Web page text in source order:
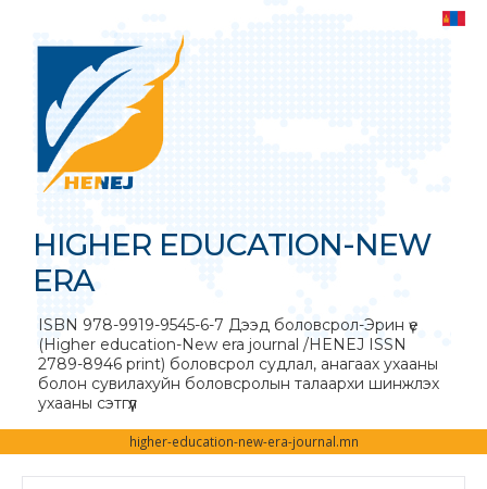
HIGHER EDUCATION-NEW
ERA
ISBN 978-9919-9545-6-7 Дээд боловсрол-Эрин үе
(Higher education-New era journal /HENEJ ISSN
2789-8946 print) боловсрол судлал, анагаах ухааны
болон сувилахуйн боловсролын талаархи шинжлэх
ухааны сэтгүүл
higher-education-new-era-journal.mn